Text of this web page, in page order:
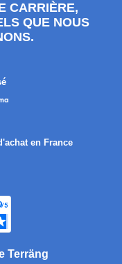
CARRIÈRE,
QUE NOUS
en France
Terräng